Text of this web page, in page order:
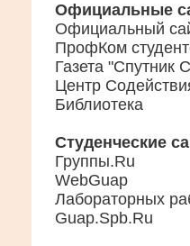
Официальные
Официальный
ПрофКом
Газета "Спутник
Центр
Библиотека
Студенческие
Группы.Ru
WebGuap
Лабораторных
Guap.Spb.Ru